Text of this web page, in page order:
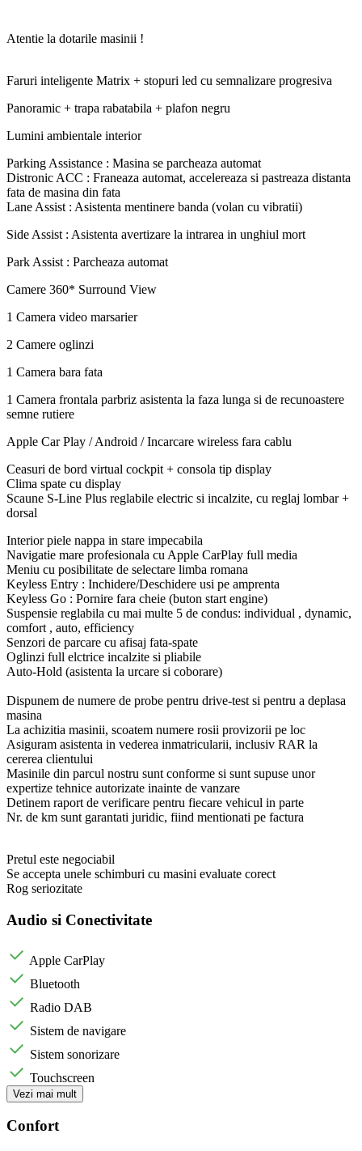
Atentie la dotarile masinii !
Faruri inteligente Matrix + stopuri led cu semnalizare progresiva
Panoramic + trapa rabatabila + plafon negru
Lumini ambientale interior
Parking Assistance : Masina se parcheaza automat
Distronic ACC : Franeaza automat, accelereaza si pastreaza distanta
fata de masina din fata
Lane Assist : Asistenta mentinere banda (volan cu vibratii)
Side Assist : Asistenta avertizare la intrarea in unghiul mort
Park Assist : Parcheaza automat
Camere 360* Surround View
1 Camera video marsarier
2 Camere oglinzi
1 Camera bara fata
1 Camera frontala parbriz asistenta la faza lunga si de recunoastere
semne rutiere
Apple Car Play / Android / Incarcare wireless fara cablu
Ceasuri de bord virtual cockpit + consola tip display
Clima spate cu display
Scaune S-Line Plus reglabile electric si incalzite, cu reglaj lombar +
dorsal
Interior piele nappa in stare impecabila
Navigatie mare profesionala cu Apple CarPlay full media
Meniu cu posibilitate de selectare limba romana
Keyless Entry : Inchidere/Deschidere usi pe amprenta
Keyless Go : Pornire fara cheie (buton start engine)
Suspensie reglabila cu mai multe 5 de condus: individual , dynamic,
comfort , auto, efficiency
Senzori de parcare cu afisaj fata-spate
Oglinzi full elctrice incalzite si pliabile
Auto-Hold (asistenta la urcare si coborare)
Dispunem de numere de probe pentru drive-test si pentru a deplasa
masina
La achizitia masinii, scoatem numere rosii provizorii pe loc
Asiguram asistenta in vederea inmatricularii, inclusiv RAR la
cererea clientului
Masinile din parcul nostru sunt conforme si sunt supuse unor
expertize tehnice autorizate inainte de vanzare
Detinem raport de verificare pentru fiecare vehicul in parte
Nr. de km sunt garantati juridic, fiind mentionati pe factura
Pretul este negociabil
Se accepta unele schimburi cu masini evaluate corect
Rog seriozitate
Audio si Conectivitate
Apple CarPlay
Bluetooth
Radio DAB
Sistem de navigare
Sistem sonorizare
Touchscreen
Vezi mai mult
Confort